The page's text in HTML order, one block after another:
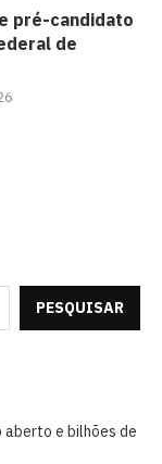
pré-candidato
de
PESQUISAR
e bilhões de